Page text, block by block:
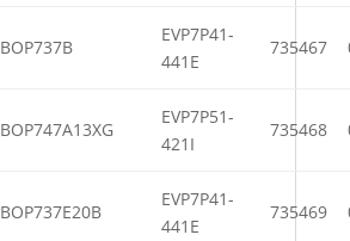
BOP737B
EVP7P41-
441E
735467
BOP747A13XG
EVP7P51-
421I
735468
BOP737E20B
EVP7P41-
441E
735469